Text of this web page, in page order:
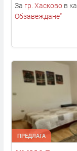
За гр. Хасковов
Обзавеждане“
ПРЕДЛАГА